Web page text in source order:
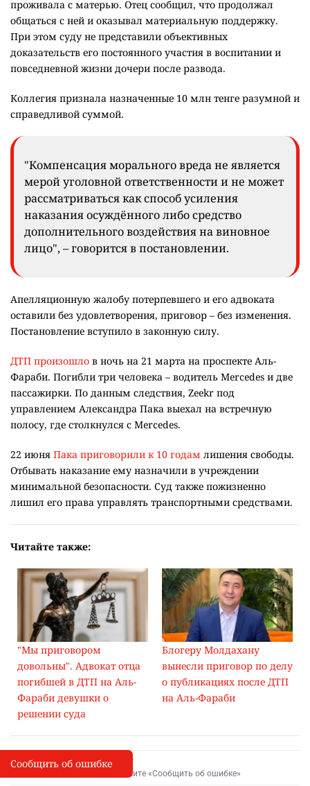
проживала с матерью. Отец сообщил, что продолжал
общаться с ней и оказывал материальную поддержку.
При этом суду не представили объективных
доказательств его постоянного участия в воспитании и
повседневной жизни дочери после развода.
Коллегия признала назначенные 10 млн тенге разумной и
справедливой суммой.
"Компенсация морального вреда не является
мерой уголовной ответственности и не может
рассматриваться как способ усиления
наказания осуждённого либо средство
дополнительного воздействия на виновное
лицо", – говорится в постановлении.
Апелляционную жалобу потерпевшего и его адвоката
оставили без удовлетворения, приговор – без изменения.
Постановление вступило в законную силу.
ДТП произошло в ночь на 21 марта на проспекте Аль-
Фараби. Погибли три человека – водитель Mercedes и две
пассажирки. По данным следствия, Zeekr под
управлением Александра Пака выехал на встречную
полосу, где столкнулся с Mercedes.
22 июня Пака приговорили к 10 годам лишения свободы.
Отбывать наказание ему назначили в учреждении
минимальной безопасности. Суд также пожизненно
лишил его права управлять транспортными средствами.
Читайте также:
"Мы приговором
довольны". Адвокат отца
погибшей в ДТП на Аль-
Фараби девушки о
решении суда
Блогеру Молдахану
вынесли приговор по делу
о публикациях после ДТП
на Аль-Фараби
I
Сообщить об опечатке
Выделите фрагмент и нажмите «Сообщить об ошибке»
Сообщить об ошибке